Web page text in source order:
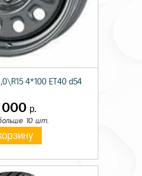
4*100 ET40 d54
000 р.
10 шт.